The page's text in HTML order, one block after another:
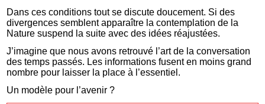
Dans ces conditions tout se discute doucement. Si des
divergences semblent apparaître la contemplation de la
Nature suspend la suite avec des idées réajustées.
J’imagine que nous avons retrouvé l’art de la conversation
des temps passés. Les informations fusent en moins grand
nombre pour laisser la place à l’essentiel.
Un modèle pour l’avenir ?